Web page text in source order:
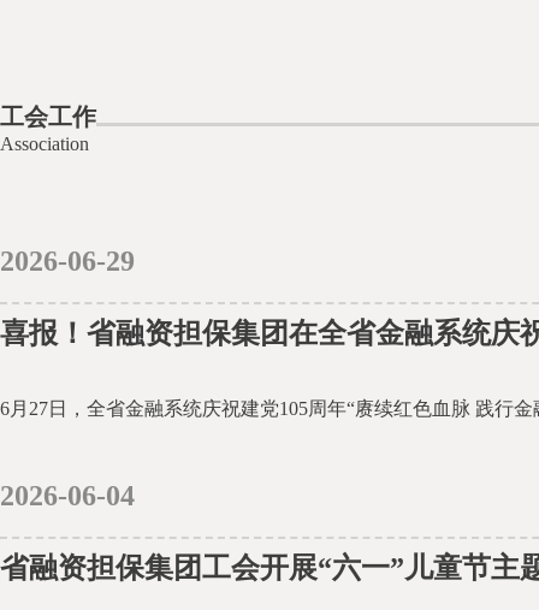
工会工作
Association
2026-06-29
2026-06-04
省融资担保集团工会开展“六一”儿童节主